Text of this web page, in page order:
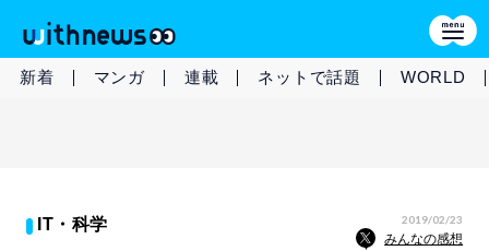
新着 マンガ 連載 ネットで話題 WORLD
IT・科学 2019/02/23
みんなの感想